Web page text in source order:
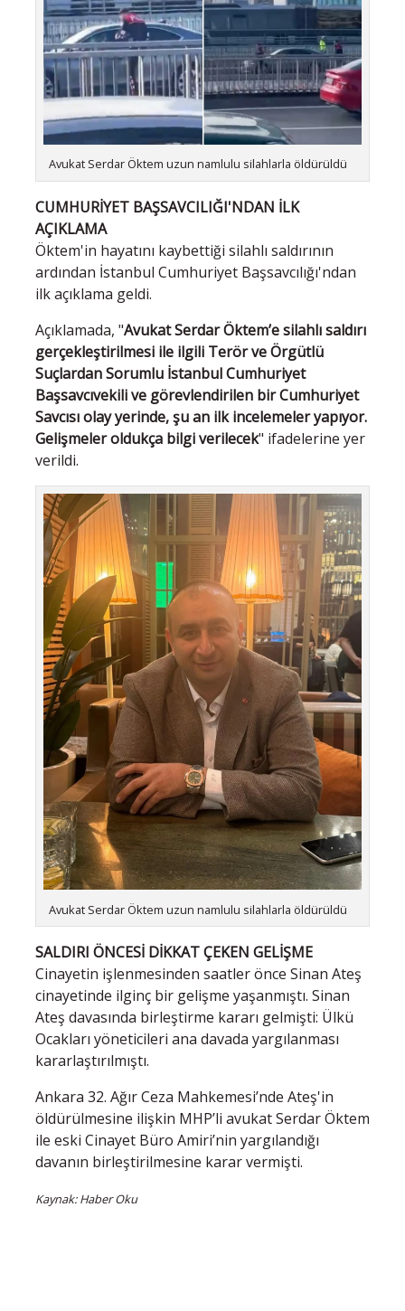
Avukat Serdar Öktem uzun namlulu silahlarla öldürüldü
CUMHURİYET BAŞSAVCILIĞI'NDAN İLK
AÇIKLAMA
Öktem'in hayatını kaybettiği silahlı saldırının
ardından İstanbul Cumhuriyet Başsavcılığı'ndan
ilk açıklama geldi.
Açıklamada, "Avukat Serdar Öktem’e silahlı saldırı
gerçekleştirilmesi ile ilgili Terör ve Örgütlü
Suçlardan Sorumlu İstanbul Cumhuriyet
Başsavcıvekili ve görevlendirilen bir Cumhuriyet
Savcısı olay yerinde, şu an ilk incelemeler yapıyor.
Gelişmeler oldukça bilgi verilecek" ifadelerine yer
verildi.
Avukat Serdar Öktem uzun namlulu silahlarla öldürüldü
SALDIRI ÖNCESİ DİKKAT ÇEKEN GELİŞME
Cinayetin işlenmesinden saatler önce Sinan Ateş
cinayetinde ilginç bir gelişme yaşanmıştı. Sinan
Ateş davasında birleştirme kararı gelmişti: Ülkü
Ocakları yöneticileri ana davada yargılanması
kararlaştırılmıştı.
Ankara 32. Ağır Ceza Mahkemesi’nde Ateş'in
öldürülmesine ilişkin MHP’li avukat Serdar Öktem
ile eski Cinayet Büro Amiri’nin yargılandığı
davanın birleştirilmesine karar vermişti.
Kaynak: Haber Oku